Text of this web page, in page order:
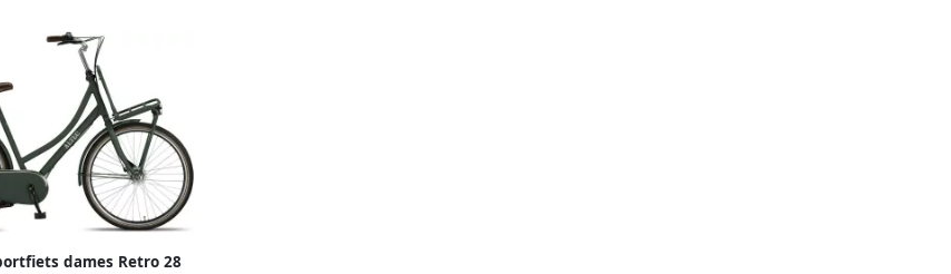
dames Retro 28